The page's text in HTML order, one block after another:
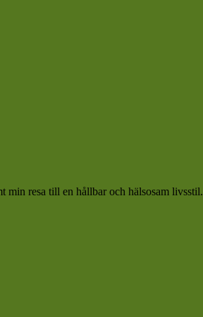
min resa till en hållbar och hälsosam livsstil.